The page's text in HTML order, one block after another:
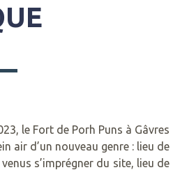
le Fort de Porh Puns à Gâvres
air d’un nouveau genre : lieu de
s’imprégner du site, lieu de